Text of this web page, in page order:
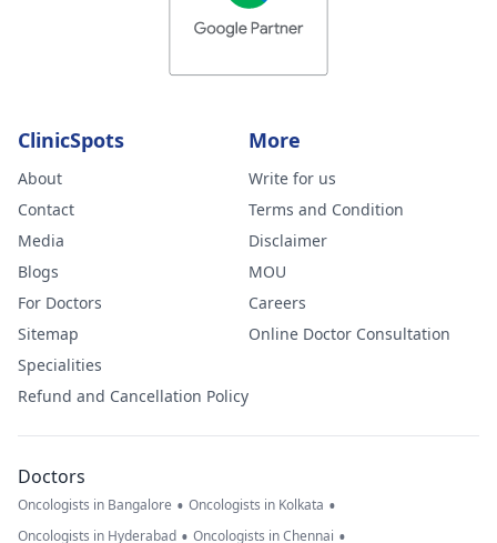
ClinicSpots
About
Contact
Media
Blogs
For Doctors
Sitemap
Specialities
Refund and Cancellation Policy
More
Write for us
Terms and Condition
Disclaimer
MOU
Careers
Online Doctor Consultation
Doctors
Oncologists in Bangalore • Oncologists in Kolkata •
Oncologists in Hyderabad • Oncologists in Chennai •